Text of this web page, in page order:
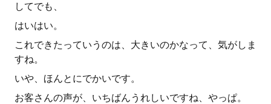
してでも、
はいはい。
これできたっていうのは、大きいのかなって、気がしま
すね。
いや、ほんとにでかいです。
お客さんの声が、いちばんうれしいですね、やっぱ。